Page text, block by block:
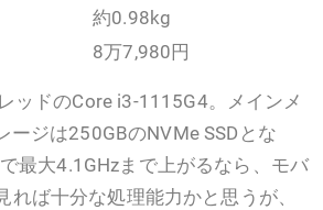
約0.98kg
8万7,980円
ッドのCore i3-1115G4。メインメ
ージは250GBのNVMe SSDとな
最大4.1GHzまで上がるなら、モバ
れば十分な処理能力かと思うが、